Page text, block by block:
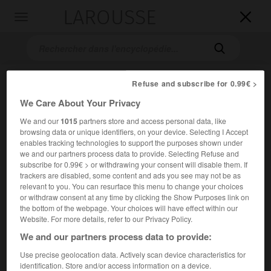


Accueil> Encyclopédie [film]>la Fille au vautour
la Fille au vautour
Die Geierwally
Cet article est extrait de l'ouvrage Larousse « Dictionnaire
mondial des films ».
Comédie dramatique de Hans Steinhoff, d'après le roman
Refuse and subscribe for 0.99€ >
We Care About Your Privacy
We and our1015partners store and access personal data, like
browsing data or unique identifiers, on your device. Selecting I Accept
enables tracking technologies to support the purposes shown under
we and our partners process data to provide. Selecting Refuse and
subscribe for 0.99€ > or withdrawing your consent will disable them. If
trackers are disabled, some content and ads you see may not be as
relevant to you. You can resurface this menu to change your choices
or withdraw consent at any time by clicking the Show Purposes link on
the bottom of the webpage. Your choices will have effect within our
Website. For more details, refer to our Privacy Policy.
We and our partners process data to provide:
Use precise geolocation data. Actively scan device characteristics for
identification. Store and/or access information on a device.